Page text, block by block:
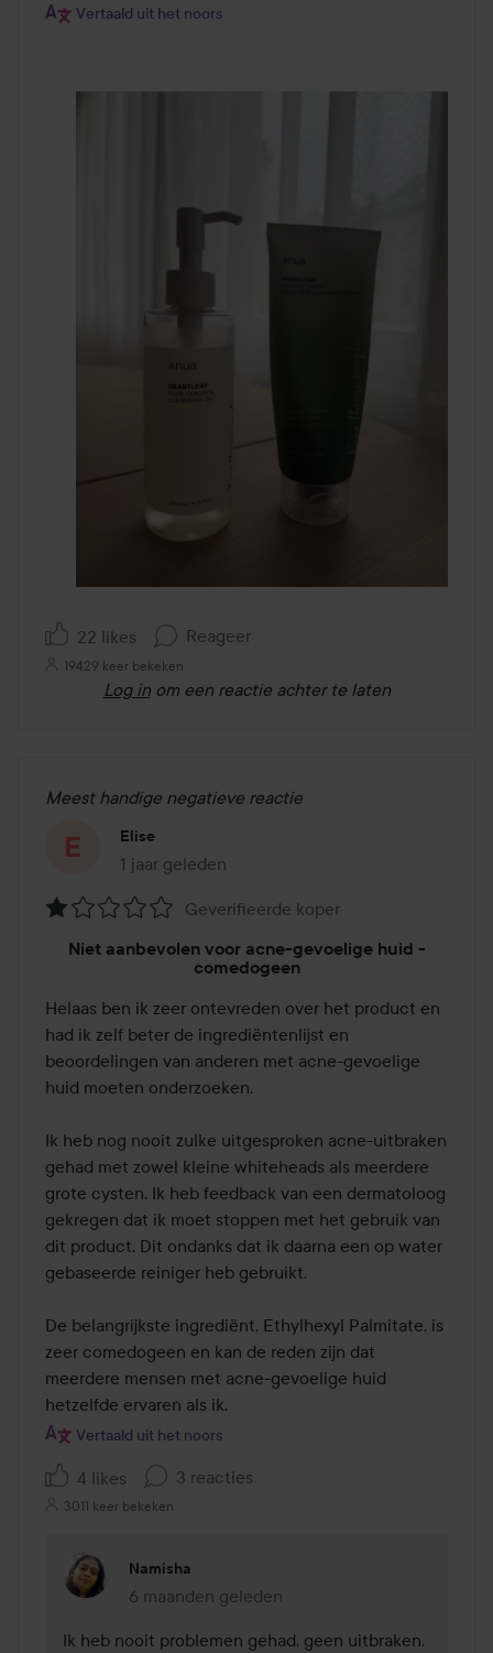
Vertaald uit het noors
22 likes Reageer
19429 keer bekeken
Log in om een reactie achter te laten
Meest handige negatieve reactie
Elise
1 jaar geleden
Het bericht is gemaakt 1 jaar geleden
de
5
Geverifieerde koper
Niet aanbevolen voor acne-gevoelige huid -
comedogeen
Helaas ben ik zeer ontevreden over het product en
had ik zelf beter de ingrediëntenlijst en
beoordelingen van anderen met acne-gevoelige
huid moeten onderzoeken.
Ik heb nog nooit zulke uitgesproken acne-uitbraken
gehad met zowel kleine whiteheads als meerdere
grote cysten. Ik heb feedback van een dermatoloog
gekregen dat ik moet stoppen met het gebruik van
dit product. Dit ondanks dat ik daarna een op water
gebaseerde reiniger heb gebruikt.
De belangrijkste ingrediënt, Ethylhexyl Palmitate, is
zeer comedogeen en kan de reden zijn dat
meerdere mensen met acne-gevoelige huid
hetzelfde ervaren als ik.
Vertaald uit het noors
4 likes 3 reacties
3011 keer bekeken
Namisha
6 maanden geleden
Reactie geladen 6 maanden geleden
Ik heb nooit problemen gehad, geen uitbraken.